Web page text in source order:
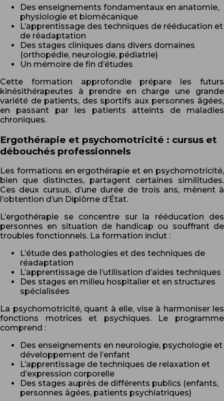
Des enseignements fondamentaux en anatomie,
physiologie et biomécanique
L’apprentissage des techniques de rééducation et
de réadaptation
Des stages cliniques dans divers domaines
(orthopédie, neurologie, pédiatrie)
Un mémoire de fin d’études
Cette formation approfondie prépare les futurs
kinésithérapeutes à prendre en charge une grande
variété de patients, des sportifs aux personnes âgées,
en passant par les patients atteints de maladies
chroniques.
Ergothérapie et psychomotricité : cursus et
débouchés professionnels
Les formations en ergothérapie et en psychomotricité,
bien que distinctes, partagent certaines similitudes.
Ces deux cursus, d’une durée de trois ans, mènent à
l’obtention d’un Diplôme d’État.
L’ergothérapie se concentre sur la rééducation des
personnes en situation de handicap ou souffrant de
troubles fonctionnels. La formation inclut :
L’étude des pathologies et des techniques de
réadaptation
L’apprentissage de l’utilisation d’aides techniques
Des stages en milieu hospitalier et en structures
spécialisées
La psychomotricité, quant à elle, vise à harmoniser les
fonctions motrices et psychiques. Le programme
comprend :
Des enseignements en neurologie, psychologie et
développement de l’enfant
L’apprentissage de techniques de relaxation et
d’expression corporelle
Des stages auprès de différents publics (enfants,
personnes âgées, patients psychiatriques)